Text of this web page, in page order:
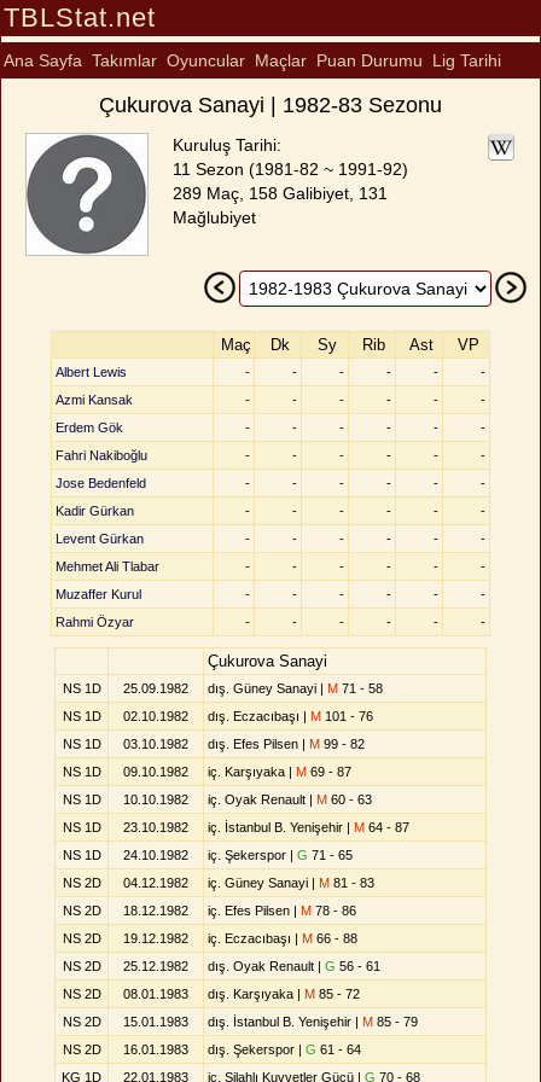
TBLStat.net
Ana Sayfa Takımlar Oyuncular Maçlar Puan Durumu Lig Tarihi
Çukurova Sanayi | 1982-83 Sezonu
Kuruluş Tarihi:
11 Sezon (1981-82 ~ 1991-92)
289 Maç, 158 Galibiyet, 131
Mağlubiyet
Maç Dk Sy Rib Ast VP
Albert Lewis - - - - -
-
Azmi Kansak
- - - - -
-
Erdem Gök
- - - - -
-
Fahri Nakiboğlu
- - - - -
-
Jose Bedenfeld
- - - - -
-
Kadir Gürkan
- - - - -
-
Levent Gürkan
- - - - -
-
Mehmet Ali Tlabar
- - - - -
-
Muzaffer Kurul
- - - - -
-
Rahmi Özyar
- - - - - -
Çukurova Sanayi
NS 1D 25.09.1982 dış. Güney Sanayi | M 71 - 58
NS 1D
02.10.1982 dış. Eczacıbaşı | M 101 - 76
NS 1D
03.10.1982 dış. Efes Pilsen | M 99 - 82
NS 1D
09.10.1982 iç. Karşıyaka | M 69 - 87
NS 1D
10.10.1982 iç. Oyak Renault | M 60 - 63
NS 1D
23.10.1982 iç. İstanbul B. Yenişehir | M 64 - 87
NS 1D
24.10.1982 iç. Şekerspor | G 71 - 65
NS 2D
04.12.1982 iç. Güney Sanayi | M 81 - 83
NS 2D
18.12.1982 iç. Efes Pilsen | M 78 - 86
NS 2D
19.12.1982 iç. Eczacıbaşı | M 66 - 88
NS 2D
25.12.1982 dış. Oyak Renault | G 56 - 61
NS 2D
08.01.1983 dış. Karşıyaka | M 85 - 72
NS 2D
15.01.1983 dış. İstanbul B. Yenişehir | M 85 - 79
NS 2D
16.01.1983 dış. Şekerspor | G 61 - 64
KG 1D
22.01.1983 iç. Silahlı Kuvvetler Gücü | G 70 - 68